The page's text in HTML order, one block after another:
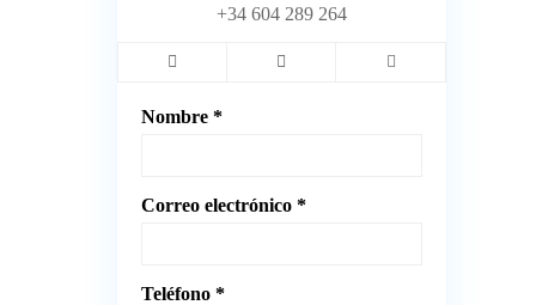
+34 604 289 264
Nombre *
Correo electrónico *
Teléfono *